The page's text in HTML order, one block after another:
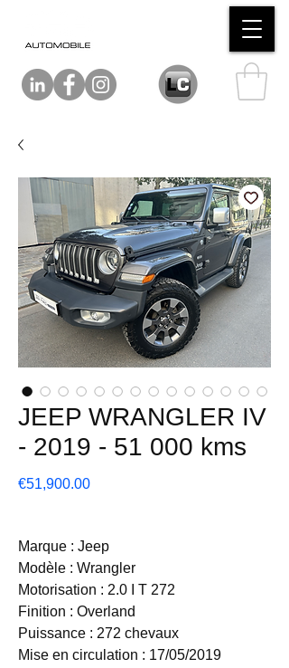
JEEP WRANGLER IV
- 2019 - 51 000 kms
€51,900.00Price
Marque : Jeep
Modèle : Wrangler
Motorisation : 2.0 I T 272
Finition : Overland
Puissance : 272 chevaux
Mise en circulation : 17/05/2019